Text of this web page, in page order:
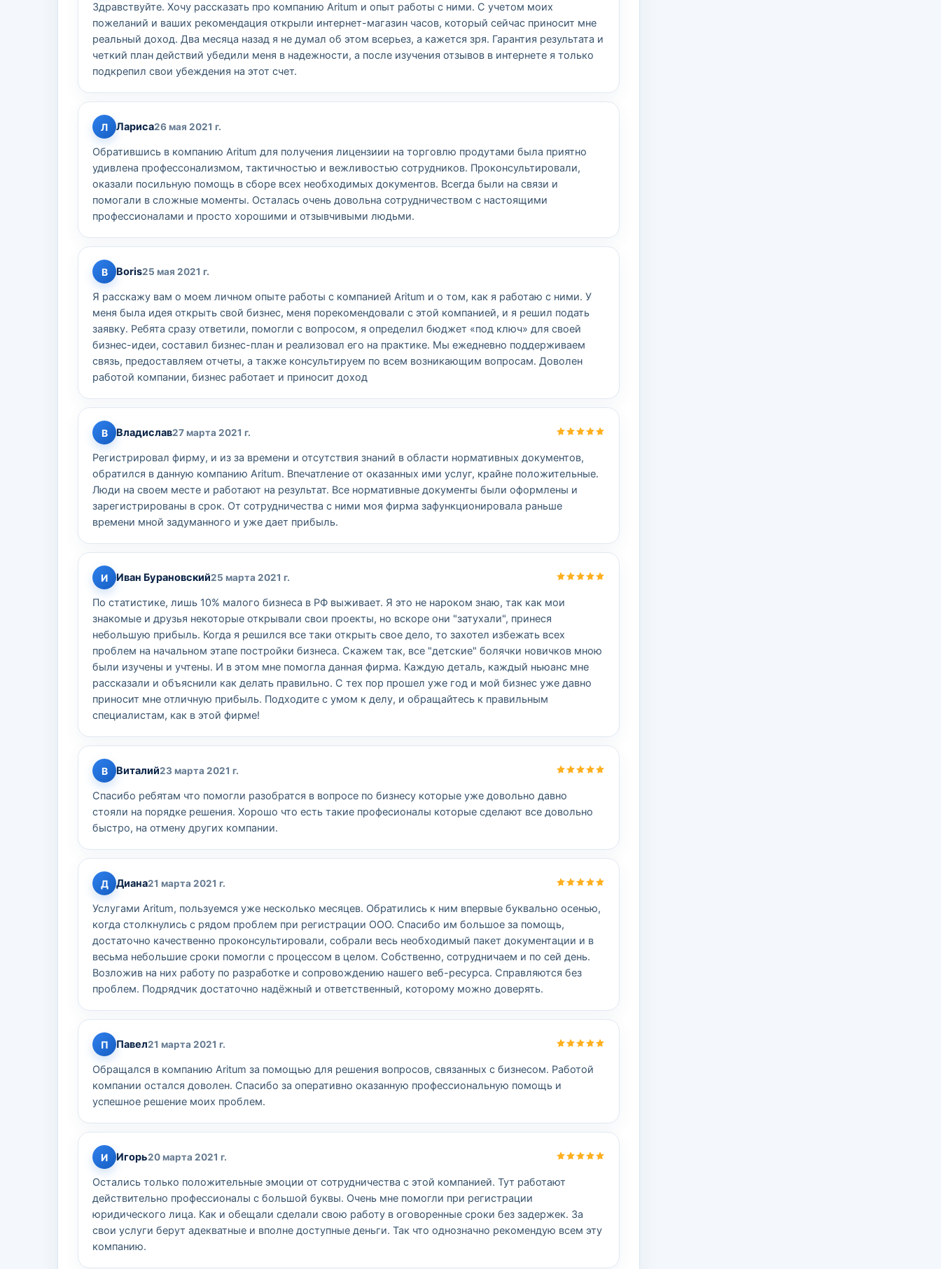
Здравствуйте. Хочу рассказать про компанию Aritum и опыт работы с ними. С учетом моих
пожеланий и ваших рекомендация открыли интернет-магазин часов, который сейчас приносит мне
реальный доход. Два месяца назад я не думал об этом всерьез, а кажется зря. Гарантия результата и
четкий план действий убедили меня в надежности, а после изучения отзывов в интернете я только
подкрепил свои убеждения на этот счет.
Л Лариса26 мая 2021 г.
Обратившись в компанию Aritum для получения лицензиии на торговлю продутами была приятно
удивлена профессонализмом, тактичностью и вежливостью сотрудников. Проконсультировали,
оказали посильную помощь в сборе всех необходимых документов. Всегда были на связи и
помогали в сложные моменты. Осталась очень довольна сотрудничеством с настоящими
профессионалами и просто хорошими и отзывчивыми людьми.
B Boris25 мая 2021 г.
Я расскажу вам о моем личном опыте работы с компанией Aritum и о том, как я работаю с ними. У
меня была идея открыть свой бизнес, меня порекомендовали с этой компанией, и я решил подать
заявку. Ребята сразу ответили, помогли с вопросом, я определил бюджет «под ключ» для своей
бизнес-идеи, составил бизнес-план и реализовал его на практике. Мы ежедневно поддерживаем
связь, предоставляем отчеты, а также консультируем по всем возникающим вопросам. Доволен
работой компании, бизнес работает и приносит доход
В Владислав27 марта 2021 г.
Регистрировал фирму, и из за времени и отсутствия знаний в области нормативных документов,
обратился в данную компанию Aritum. Впечатление от оказанных ими услуг, крайне положительные.
Люди на своем месте и работают на результат. Все нормативные документы были оформлены и
зарегистрированы в срок. От сотрудничества с ними моя фирма зафункционировала раньше
времени мной задуманного и уже дает прибыль.
И Иван Бурановский25 марта 2021 г.
По статистике, лишь 10% малого бизнеса в РФ выживает. Я это не нароком знаю, так как мои
знакомые и друзья некоторые открывали свои проекты, но вскоре они "затухали", принеся
небольшую прибыль. Когда я решился все таки открыть свое дело, то захотел избежать всех
проблем на начальном этапе постройки бизнеса. Скажем так, все "детские" болячки новичков мною
были изучены и учтены. И в этом мне помогла данная фирма. Каждую деталь, каждый ньюанс мне
рассказали и объяснили как делать правильно. С тех пор прошел уже год и мой бизнес уже давно
приносит мне отличную прибыль. Подходите с умом к делу, и обращайтесь к правильным
специалистам, как в этой фирме!
В Виталий23 марта 2021 г.
Спасибо ребятам что помогли разобратся в вопросе по бизнесу которые уже довольно давно
стояли на порядке решения. Хорошо что есть такие професионалы которые сделают все довольно
быстро, на отмену других компании.
Д Диана21 марта 2021 г.
Услугами Aritum, пользуемся уже несколько месяцев. Обратились к ним впервые буквально осенью,
когда столкнулись с рядом проблем при регистрации ООО. Спасибо им большое за помощь,
достаточно качественно проконсультировали, собрали весь необходимый пакет документации и в
весьма небольшие сроки помогли с процессом в целом. Собственно, сотрудничаем и по сей день.
Возложив на них работу по разработке и сопровождению нашего веб-ресурса. Справляются без
проблем. Подрядчик достаточно надёжный и ответственный, которому можно доверять.
П Павел21 марта 2021 г.
Обращался в компанию Aritum за помощью для решения вопросов, связанных с бизнесом. Работой
компании остался доволен. Спасибо за оперативно оказанную профессиональную помощь и
успешное решение моих проблем.
И Игорь20 марта 2021 г.
Остались только положительные эмоции от сотрудничества с этой компанией. Тут работают
действительно профессионалы с большой буквы. Очень мне помогли при регистрации
юридического лица. Как и обещали сделали свою работу в оговоренные сроки без задержек. За
свои услуги берут адекватные и вполне доступные деньги. Так что однозначно рекомендую всем эту
компанию.